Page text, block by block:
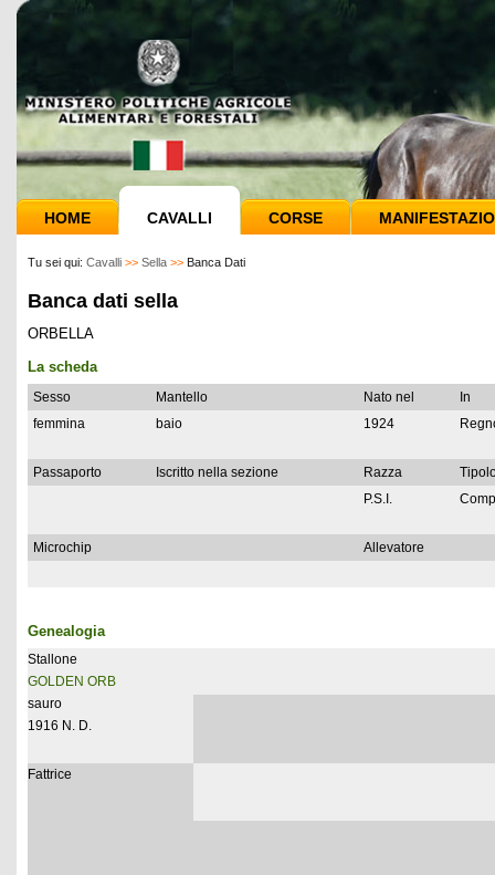
HOME CAVALLI CORSE
Tu sei qui: Cavalli >> Sella >> Banca Dati
Banca dati sella
ORBELLA
La scheda
Sesso Mantello Nato nel
In
femmina
baio 1924
Passaporto Iscritto nella sezione Razza
P.S.I.
Microchip Allevatore
Genealogia
Stallone
GOLDEN ORB
sauro
1916 N. D.
Fattrice